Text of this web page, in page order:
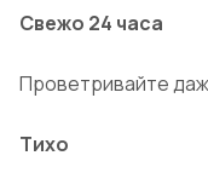
Свежо 24 часа
Проветривайте
Тихо